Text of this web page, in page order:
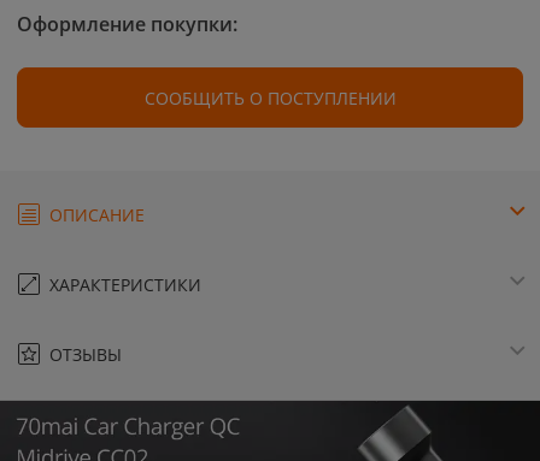
Оформление покупки:
СООБЩИТЬ О ПОСТУПЛЕНИИ
ОПИСАНИЕ
ХАРАКТЕРИСТИКИ
ОТЗЫВЫ